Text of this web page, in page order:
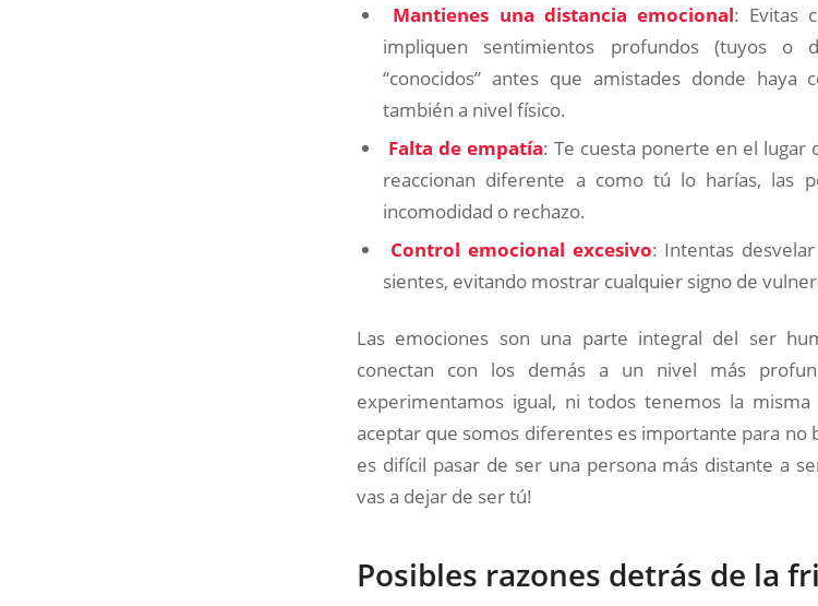
Mantienes una distancia emocional: Evitas
impliquen sentimientos profundos (tuyos o
“conocidos” antes que amistades donde haya
también a nivel físico.
Falta de empatía: Te cuesta ponerte en el lugar
reaccionan diferente a como tú lo harías, las
incomodidad o rechazo.
Control emocional excesivo: Intentas
sientes, evitando mostrar cualquier signo de
Las emociones son una parte integral del ser
conectan con los demás a un nivel más
experimentamos igual, ni todos tenemos la misma
aceptar que somos diferentes es importante para no
es difícil pasar de ser una persona más distante a
vas a dejar de ser tú!
Posibles razones detrás de la